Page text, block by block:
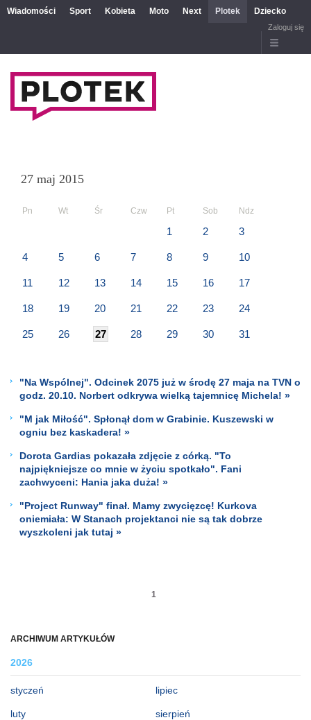
Wiadomości Sport Kobieta Moto Next Plotek Dziecko
Zaloguj się
ARCHIWUM ARTYKUŁÓW
2026
styczeń
luty
lipiec
sierpień
27 maj 2015
Pn Wt Śr Czw Pt Sob Ndz
1 2 3
4 5 6 7 8 9 10
11 12 13 14 15 16 17
18 19 20 21 22 23 24
25 26 27 28 29 30 31
"Na Wspólnej". Odcinek 2075 już w środę 27 maja na TVN o
godz. 20.10. Norbert odkrywa wielką tajemnicę Michela! »
"M jak Miłość". Spłonął dom w Grabinie. Kuszewski w
ogniu bez kaskadera! »
Dorota Gardias pokazała zdjęcie z córką. "To
najpiękniejsze co mnie w życiu spotkało". Fani
zachwyceni: Hania jaka duża! »
"Project Runway" finał. Mamy zwycięzcę! Kurkova
oniemiała: W Stanach projektanci nie są tak dobrze
wyszkoleni jak tutaj »
1